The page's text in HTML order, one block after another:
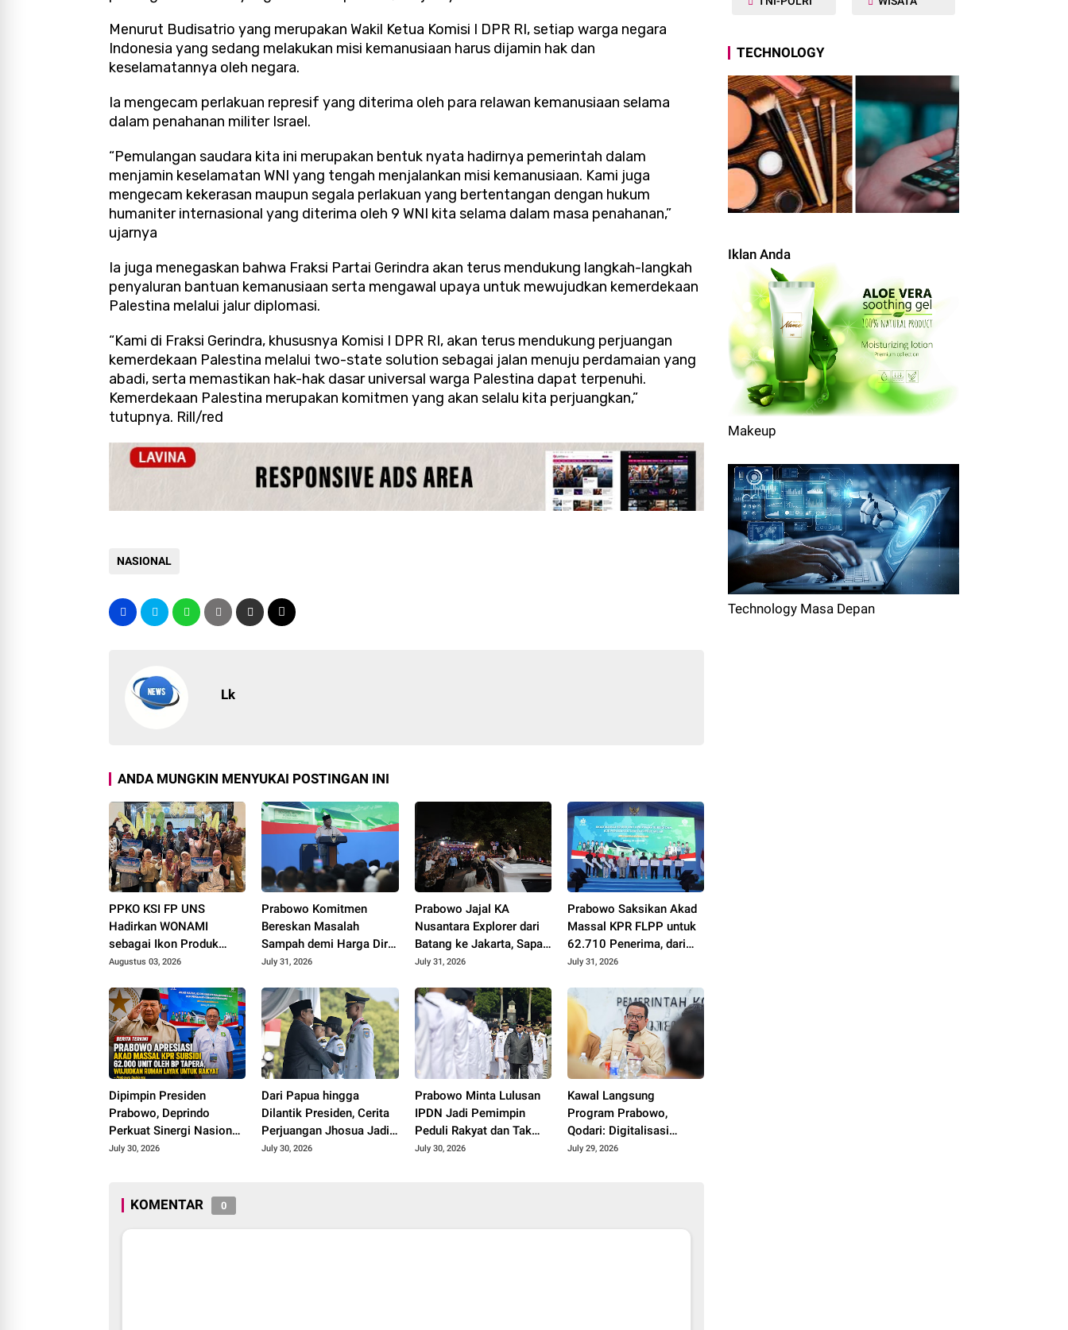
Menurut Budisatrio yang merupakan Wakil Ketua Komisi I DPR RI, setiap warga negara
Indonesia yang sedang melakukan misi kemanusiaan harus dijamin hak dan
keselamatannya oleh negara.
Ia mengecam perlakuan represif yang diterima oleh para relawan kemanusiaan selama
dalam penahanan militer Israel.
“Pemulangan saudara kita ini merupakan bentuk nyata hadirnya pemerintah dalam
menjamin keselamatan WNI yang tengah menjalankan misi kemanusiaan. Kami juga
mengecam kekerasan maupun segala perlakuan yang bertentangan dengan hukum
humaniter internasional yang diterima oleh 9 WNI kita selama dalam masa penahanan,”
ujarnya
Ia juga menegaskan bahwa Fraksi Partai Gerindra akan terus mendukung langkah-langkah
penyaluran bantuan kemanusiaan serta mengawal upaya untuk mewujudkan kemerdekaan
Palestina melalui jalur diplomasi.
“Kami di Fraksi Gerindra, khususnya Komisi I DPR RI, akan terus mendukung perjuangan
kemerdekaan Palestina melalui two-state solution sebagai jalan menuju perdamaian yang
abadi, serta memastikan hak-hak dasar universal warga Palestina dapat terpenuhi.
Kemerdekaan Palestina merupakan komitmen yang akan selalu kita perjuangkan,”
tutupnya. Rill/red
NASIONAL
Lk
ANDA MUNGKIN MENYUKAI POSTINGAN INI
PPKO KSI FP UNS
Hadirkan WONAMI
sebagai Ikon Produk
Desa Wonorejo, Raih
Polokarto Tumoto Expo
2026
Augustus 03, 2026
Prabowo Komitmen
Bereskan Masalah
Sampah demi Harga Diri
Bangsa
July 31, 2026
Prabowo Jajal KA
Nusantara Explorer dari
Batang ke Jakarta, Sapa
Hangat Warga
July 31, 2026
Prabowo Saksikan Akad
Massal KPR FLPP untuk
62.710 Penerima, dari
Guru SD hingga
July 31, 2026
Dipimpin Presiden
Prabowo, Deprindo
Perkuat Sinergi Nasional
Wujudkan Program 3
July 30, 2026
Dari Papua hingga
Dilantik Presiden, Cerita
Perjuangan Jhosua Jadi
Praja IPDN
July 30, 2026
Prabowo Minta Lulusan
IPDN Jadi Pemimpin
Peduli Rakyat dan Tak
Korup
July 30, 2026
Kawal Langsung
Program Prabowo,
Qodari: Digitalisasi
Perlinsos Jadi Kunci
July 29, 2026
KOMENTAR 0
TECHNOLOGY
Iklan Anda
Makeup
Technology Masa Depan